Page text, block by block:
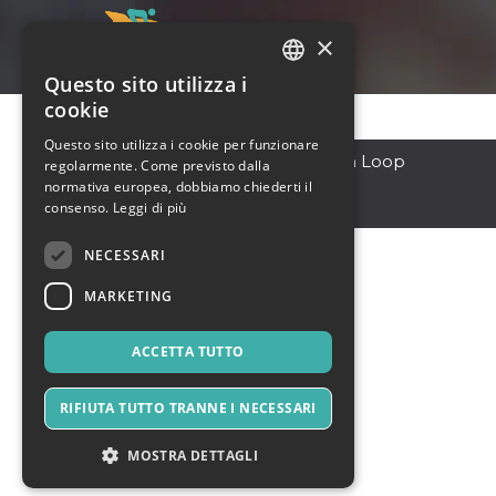
Singapore,237 Pandan Loop
owner
Singapore
×
Questo sito utilizza i
cookie
Questo sito utilizza i cookie per funzionare
regolarmente. Come previsto dalla
normativa europea, dobbiamo chiederti il
consenso. Leggi di più
NECESSARI
MARKETING
ACCETTA TUTTO
RIFIUTA TUTTO TRANNE I NECESSARI
MOSTRA DETTAGLI